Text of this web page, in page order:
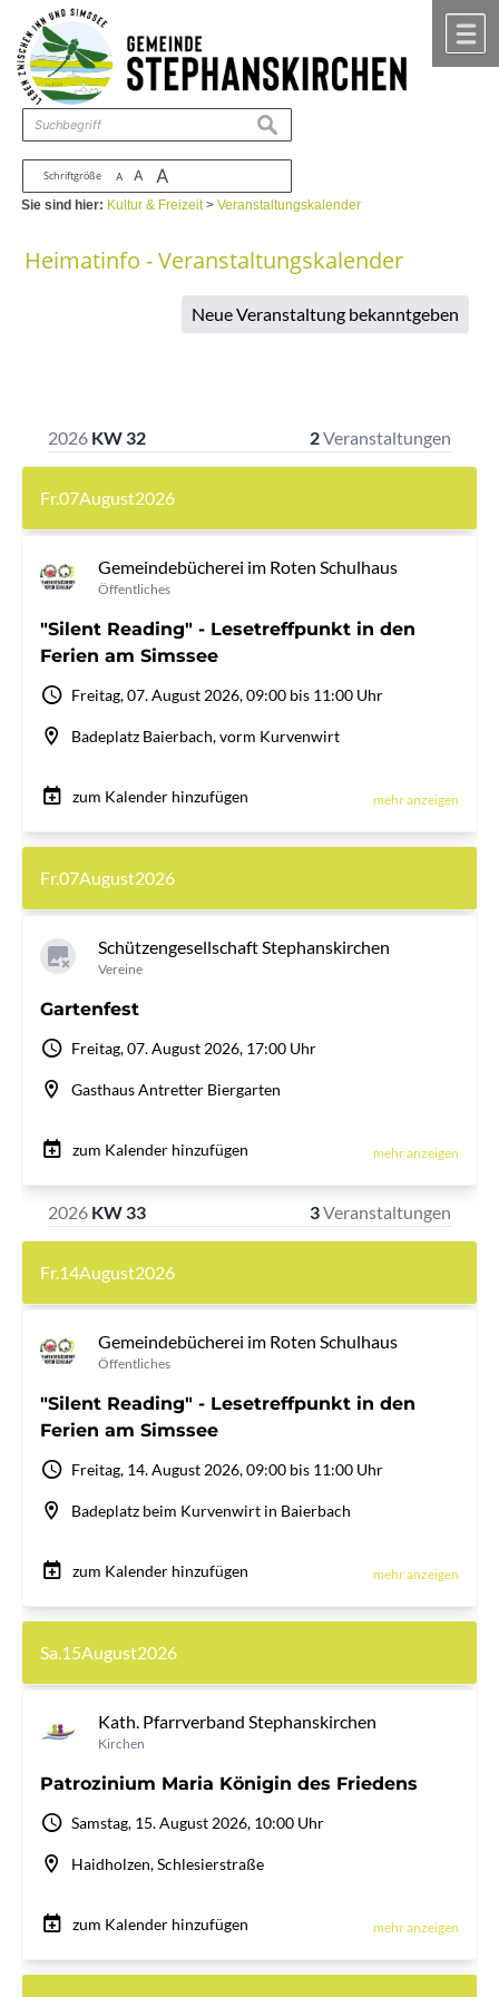
Zum Inhalt ,zur Navigation
Schriftgröße A A A
suchen
Sie sind hier: Kultur & Freizeit>Veranstaltungskalender
Heimatinfo - Veranstaltungskalender